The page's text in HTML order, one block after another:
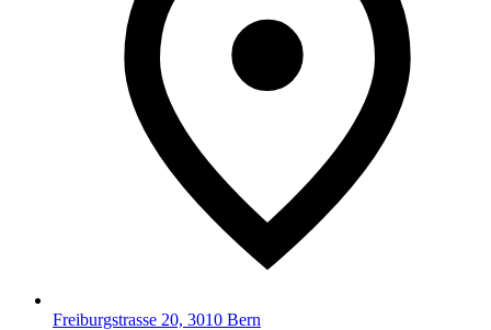
Freiburgstrasse 20, 3010 Bern